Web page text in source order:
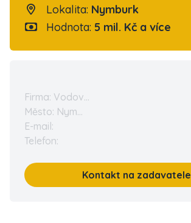
Lokalita: Nymburk
Hodnota: 5 mil. Kč a více
Firma: Vodov...
Město: Nym...
E-mail:
Telefon:
Kontakt na zadavatele